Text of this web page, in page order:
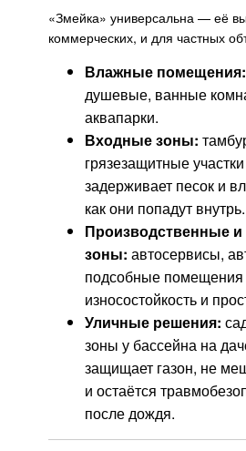
«Змейка» универсальна — её
коммерческих, и для частных
Влажные помещения:
душевые, ванные
аквапарки.
Входные зоны:
грязезащитные
задерживает песок и
как они попадут внутрь.
Производственные
зоны: автосервисы,
подсобные
износостойкость и
Уличные решения:
зоны у бассейна на
защищает газон, не
и остаётся
после дождя.